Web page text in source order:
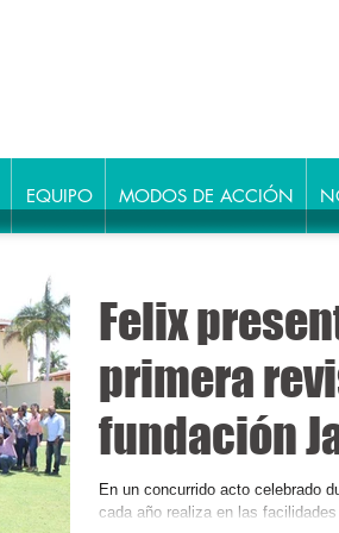
EQUIPO MODOS DE ACCIÓN
Felix
primera
fundación
su
En un concurrido acto celebrado
cada año realiza en las facilidades